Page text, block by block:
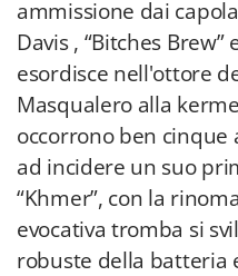
ammissione dai
Davis , “Bitches Brew”
esordisce nell'ottore
Masqualero alla
occorrono ben cinque
ad incidere un suo
“Khmer”, con la
evocativa tromba si
robuste della batteria